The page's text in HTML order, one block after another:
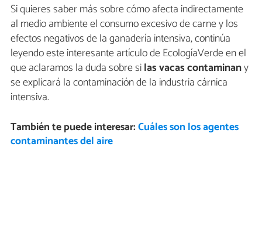
Si quieres saber más sobre cómo afecta indirectamente
al medio ambiente el consumo excesivo de carne y los
efectos negativos de la ganadería intensiva, continúa
leyendo este interesante artículo de EcologíaVerde en el
que aclaramos la duda sobre silas vacas contaminany
se explicará la contaminación de la industria cárnica
intensiva.
También te puede interesar:Cuáles son los agentes
contaminantes del aire